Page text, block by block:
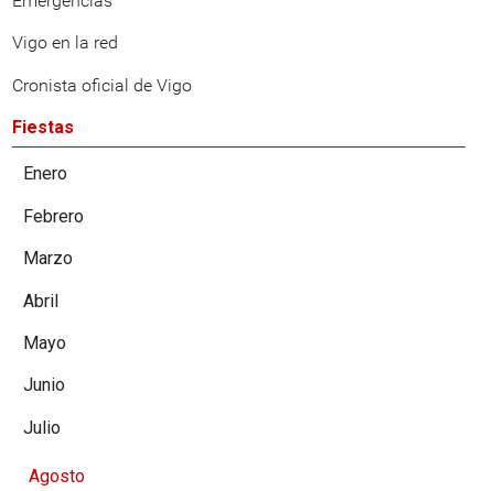
Vigo en la red
Cronista oficial de Vigo
Fiestas
Enero
Febrero
Marzo
Abril
Mayo
Junio
Julio
Agosto